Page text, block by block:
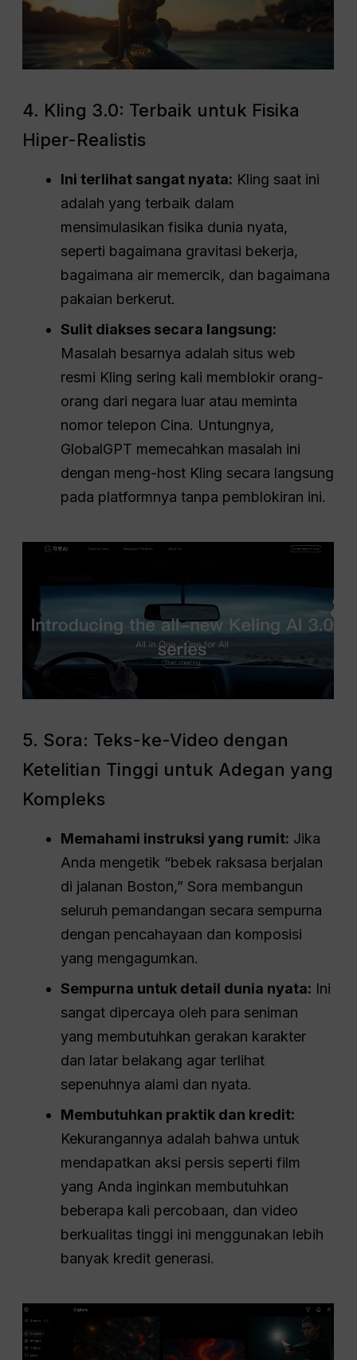
4. Kling 3.0: Terbaik untuk Fisika
Hiper-Realistis
Ini terlihat sangat nyata: Kling saat ini
adalah yang terbaik dalam
mensimulasikan fisika dunia nyata,
seperti bagaimana gravitasi bekerja,
bagaimana air memercik, dan bagaimana
pakaian berkerut.
Sulit diakses secara langsung:
Masalah besarnya adalah situs web
resmi Kling sering kali memblokir orang-
orang dari negara luar atau meminta
nomor telepon Cina. Untungnya,
GlobalGPT memecahkan masalah ini
dengan meng-host Kling secara langsung
pada platformnya tanpa pemblokiran ini.
5. Sora: Teks-ke-Video dengan
Ketelitian Tinggi untuk Adegan yang
Kompleks
Memahami instruksi yang rumit: Jika
Anda mengetik “bebek raksasa berjalan
di jalanan Boston,” Sora membangun
seluruh pemandangan secara sempurna
dengan pencahayaan dan komposisi
yang mengagumkan.
Sempurna untuk detail dunia nyata: Ini
sangat dipercaya oleh para seniman
yang membutuhkan gerakan karakter
dan latar belakang agar terlihat
sepenuhnya alami dan nyata.
Membutuhkan praktik dan kredit:
Kekurangannya adalah bahwa untuk
mendapatkan aksi persis seperti film
yang Anda inginkan membutuhkan
beberapa kali percobaan, dan video
berkualitas tinggi ini menggunakan lebih
banyak kredit generasi.